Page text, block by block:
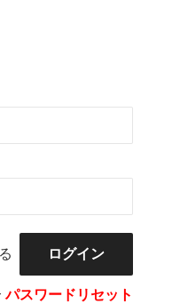
パスワードリセット